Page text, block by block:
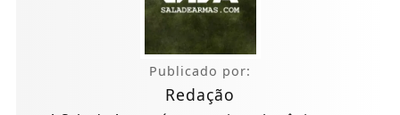
Publicado por:
Redação